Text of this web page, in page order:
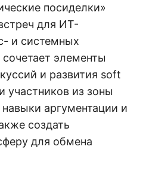
посиделки»
для ИТ-
и системных
элементы
и развития soft
участников из зоны
аргументации и
создать
для обмена